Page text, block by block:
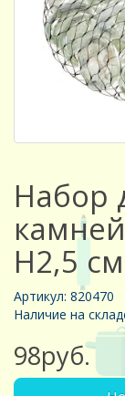
Набор
H2,5 см
Артикул: 820470
Наличие на
98руб.